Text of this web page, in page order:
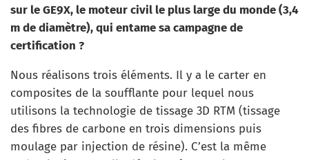
sur le GE9X, le moteur civil le plus large du monde (3,4
m de diamètre), qui entame sa campagne de
certification ?
Nous réalisons trois éléments. Il y a le carter en
composites de la soufflante pour lequel nous
utilisons la technologie de tissage 3D RTM (tissage
des fibres de carbone en trois dimensions puis
moulage par injection de résine). C’est la même